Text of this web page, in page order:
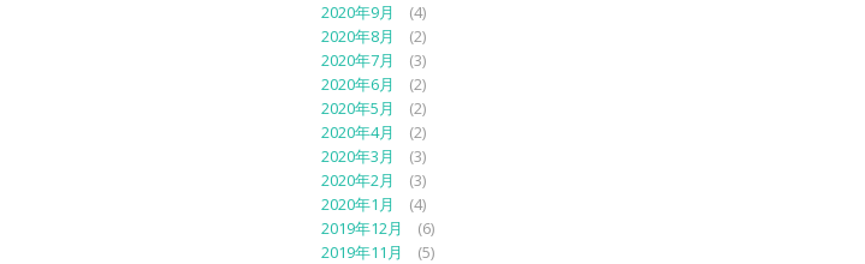
2020年9月
(4)
2020年8月
(2)
2020年7月
(3)
2020年6月
(2)
2020年5月
(2)
2020年4月
(2)
2020年3月
(3)
2020年2月
(3)
2020年1月
(4)
2019年12月
(6)
2019年11月
(5)